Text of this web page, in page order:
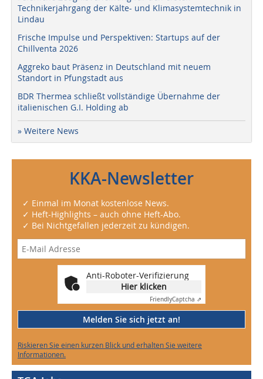
Technikerjahrgang der Kälte- und Klimasystemtechnik in
Lindau
Frische Impulse und Perspektiven: Startups auf der
Chillventa 2026
Aggreko baut Präsenz in Deutschland mit neuem
Standort in Pfungstadt aus
BDR Thermea schließt vollständige Übernahme der
italienischen G.I. Holding ab
» Weitere News
KKA-Newsletter
✓ Einmal im Monat kostenlose News.
✓ Heft-Highlights – auch ohne Heft-Abo.
✓ Bei Nichtgefallen jederzeit zu kündigen.
Anti-Roboter-Verifizierung
Hier klicken
FriendlyCaptcha ⇗
Melden Sie sich jetzt an!
Riskieren Sie einen kurzen Blick und erhalten Sie weitere
Informationen.